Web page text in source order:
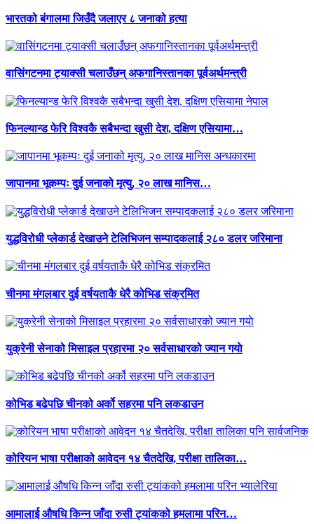
भारतको बंगालमा जिउँदै जलाएर ८ जनाको हत्या
वासिंगटनमा ट्याक्सी चलाउँछन् अफगानिस्तानका पूर्वअर्थमन्त्री
फिनल्यान्ड फेरि विश्वकै सबैभन्दा खुसी देश, दक्षिण एसियामा…
जापानमा भूकम्पः दुई जनाको मृत्यु, २० लाख मानिस…
युद्धविरोधी प्लेकार्ड देखाउने टेलिभिजन सम्पादकलाई २८० डलर जरिमाना
चीनमा मंगलबार दुई वर्षयताकै धेरै कोभिड संक्रमित
युक्रेनी सेनाको मिसाइल प्रहारमा २० सर्वसाधारको ज्यान गयाे
कोभिड बढेपछि चीनको अर्को सहरमा पनि लकडाउन
कोरियन भाषा परीक्षाको आवेदन १४ चैतदेखि, परीक्षा तालिका…
आमालाई औषधि किन्न जाँदा रुसी ट्यांकको हमलामा परिन…